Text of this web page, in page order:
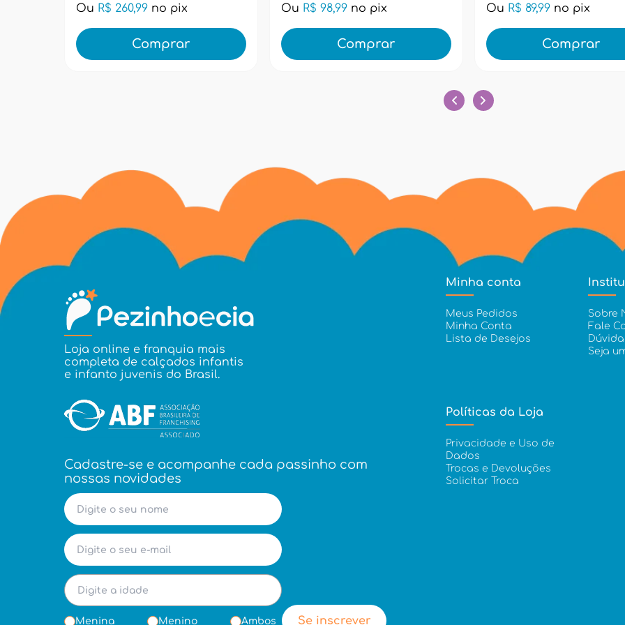
Ou R$ 260,99 no pix
Comprar
Ou R$ 98,99 no pix
Comprar
Ou R$ 89,99 no pix
Comprar
Loja online e franquia mais
completa de calçados infantis
e infanto juvenis do Brasil.
Cadastre-se e acompanhe cada passinho com
nossas novidades
Menina Menino Ambos Se inscrever
Minha conta
Meus Pedidos
Minha Conta
Lista de Desejos
Sobre
Fale
Seja
Políticas da Loja
Privacidade e Uso de
Dados
Trocas e Devoluções
Solicitar Troca